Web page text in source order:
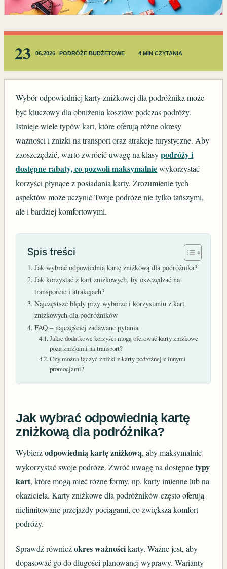
23 06.2026 PODRÓŻE BUDŻETOWE 4 MIN CZYTANIA
Wybór odpowiedniej karty zniżkowej dla podróżnika może
być kluczowy dla obniżenia kosztów podczas podróży.
Istnieje wiele typów kart, które oferują różne okresy
ważności i zniżki na transport oraz atrakcje turystyczne. Aby
zaoszczędzić, warto zwrócić uwagę na klasypodróży i
dostępne rabaty, co pozwoli maksymalniewykorzystać
korzyści płynące z posiadania karty. Zrozumienie tych
aspektów może uczynić Twoje podróże nie tylko tańszymi,
ale i bardziej komfortowymi.
Spis treści
Jak wybrać odpowiednią kartę zniżkową dla podróżnika?
Jak korzystać z kart zniżkowych, by oszczędzać na
transporcie i atrakcjach?
Najczęstsze błędy przy wyborze i korzystaniu z kart
zniżkowych dla podróżników
FAQ – najczęściej zadawane pytania
Jakie dodatkowe korzyści mogą oferować karty zniżkowe
poza zniżkami na transport?
Czy można łączyć zniżki z karty podróżnej z innymi
promocjami?
Jak wybrać odpowiednią kartę
zniżkową dla podróżnika?
Wybierzodpowiednią kartę zniżkową, aby maksymalnie
wykorzystać swoje podróże. Zwróć uwagę na dostępnetypy
kart, które mogą mieć różne formy, np. karty imienne lub na
okaziciela. Karty zniżkowe dla podróżników często oferują
nielimitowane przejazdy pociągami, co zwiększa komfort
podróży.
Sprawdź równieżokres ważnościkarty. Ważne jest, aby
dopasować go do długości planowanej wyprawy. Warianty